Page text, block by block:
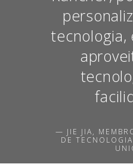
tecnologia,
— JIE JIA,
DE